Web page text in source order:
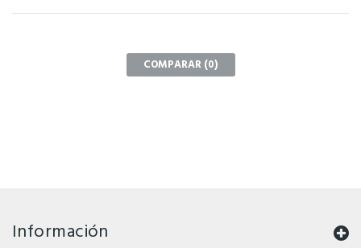
COMPARAR (0)
Información